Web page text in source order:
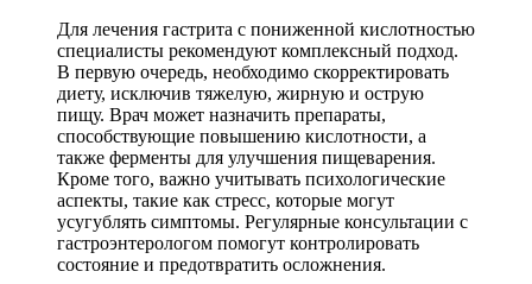
Для лечения гастрита с пониженной кислотностью
специалисты рекомендуют комплексный подход.
В первую очередь, необходимо скорректировать
диету, исключив тяжелую, жирную и острую
пищу. Врач может назначить препараты,
способствующие повышению кислотности, а
также ферменты для улучшения пищеварения.
Кроме того, важно учитывать психологические
аспекты, такие как стресс, которые могут
усугублять симптомы. Регулярные консультации с
гастроэнтерологом помогут контролировать
состояние и предотвратить осложнения.